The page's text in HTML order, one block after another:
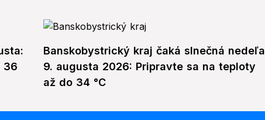
36
Banskobystrický kraj čaká slnečná nedeľa
9. augusta 2026: Pripravte sa na teploty
až do 34 °C